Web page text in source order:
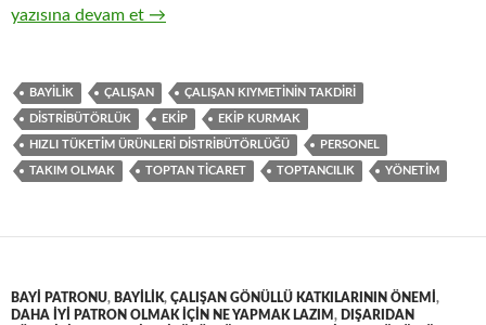
8-Hızlı tüketim ürünleri ( FMCG ) toptan ticaretinde satış
yazısına devam et →
BAYILIK ÇALIŞAN ÇALIŞAN KIYMETININ TAKDIRI
DISTRIBÜTÖRLÜK EKIP EKIP KURMAK
HIZLI TÜKETIM ÜRÜNLERI DISTRIBÜTÖRLÜĞÜ PERSONEL
TAKIM OLMAK TOPTAN TICARET TOPTANCILIK YÖNETIM
BAYI PATRONU, BAYILIK, ÇALIŞAN GÖNÜLLÜ KATKILARININ ÖNEMI ,
DAHA IYI PATRON OLMAK IÇIN NE YAPMAK LAZIM , DIŞARIDAN